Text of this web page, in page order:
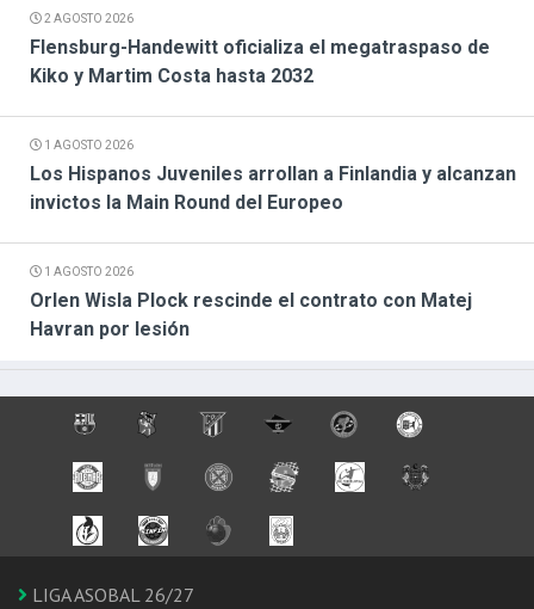
2 AGOSTO 2026
Flensburg-Handewitt oficializa el megatraspaso de
Kiko y Martim Costa hasta 2032
1 AGOSTO 2026
Los Hispanos Juveniles arrollan a Finlandia y alcanzan
invictos la Main Round del Europeo
1 AGOSTO 2026
Orlen Wisla Plock rescinde el contrato con Matej
Havran por lesión
LIGA ASOBAL 26/27